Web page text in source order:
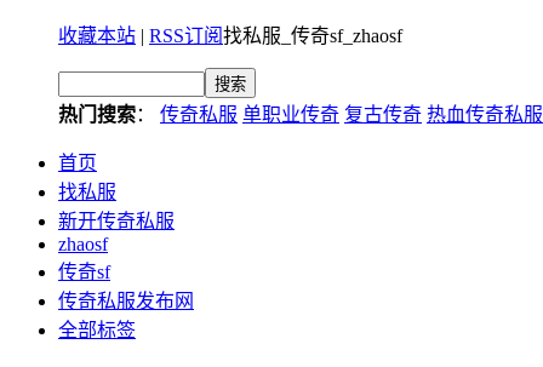
收藏本站 | RSS订阅找私服_传奇sf_zhaosf
热门搜索： 传奇私服 单职业传奇 复古传奇 热血传奇私服
首页
找私服
新开传奇私服
zhaosf
传奇sf
传奇私服发布网
全部标签